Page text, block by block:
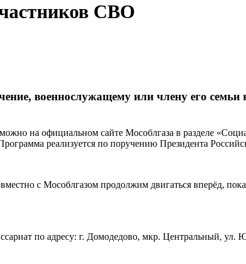
СВО
военнослужащему или члену его семьи
на официальном сайте Мособлгаза в разделе
реализуется по поручению Президента
с Мособлгазом продолжим двигаться вперёд,
по адресу: г. Домодедово, мкр. Центральный, ул.